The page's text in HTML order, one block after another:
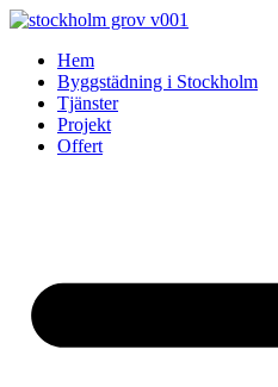
Skip
contentHem
Byggstädning i Stockholm
Tjänster
Projekt
Offert